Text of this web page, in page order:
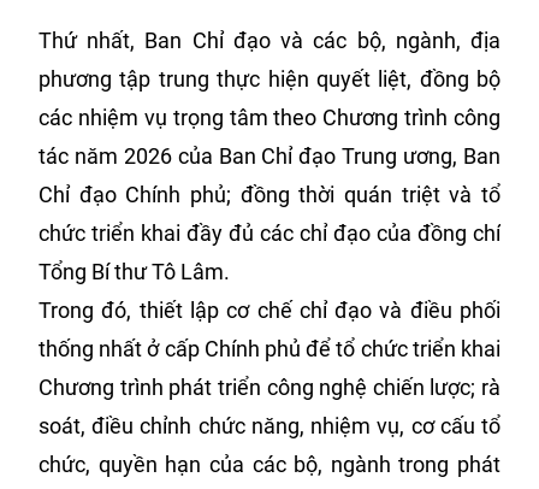
Thứ nhất, Ban Chỉ đạo và các bộ, ngành, địa
phương tập trung thực hiện quyết liệt, đồng bộ
các nhiệm vụ trọng tâm theo Chương trình công
tác năm 2026 của Ban Chỉ đạo Trung ương, Ban
Chỉ đạo Chính phủ; đồng thời quán triệt và tổ
chức triển khai đầy đủ các chỉ đạo của đồng chí
Tổng Bí thư Tô Lâm.
Trong đó, thiết lập cơ chế chỉ đạo và điều phối
thống nhất ở cấp Chính phủ để tổ chức triển khai
Chương trình phát triển công nghệ chiến lược; rà
soát, điều chỉnh chức năng, nhiệm vụ, cơ cấu tổ
chức, quyền hạn của các bộ, ngành trong phát